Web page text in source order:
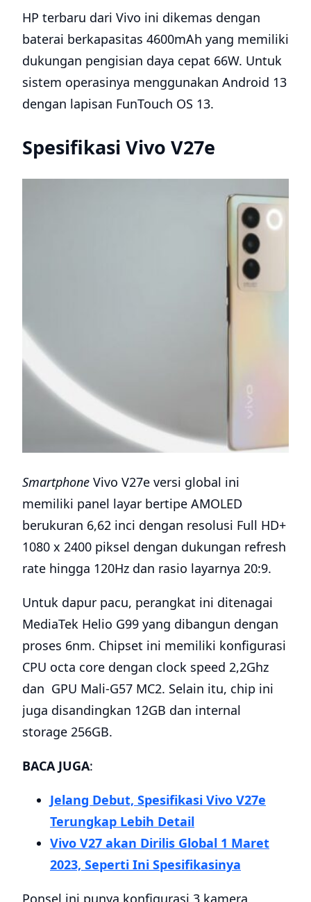
HP terbaru dari Vivo ini dikemas dengan
baterai berkapasitas 4600mAh yang memiliki
dukungan pengisian daya cepat 66W. Untuk
sistem operasinya menggunakan Android 13
dengan lapisan FunTouch OS 13.
Spesifikasi Vivo V27e
Smartphone Vivo V27e versi global ini
memiliki panel layar bertipe AMOLED
berukuran 6,62 inci dengan resolusi Full HD+
1080 x 2400 piksel dengan dukungan refresh
rate hingga 120Hz dan rasio layarnya 20:9.
Untuk dapur pacu, perangkat ini ditenagai
MediaTek Helio G99 yang dibangun dengan
proses 6nm. Chipset ini memiliki konfigurasi
CPU octa core dengan clock speed 2,2Ghz
dan GPU Mali-G57 MC2. Selain itu, chip ini
juga disandingkan 12GB dan internal
storage 256GB.
BACA JUGA:
Jelang Debut, Spesifikasi Vivo V27e
Terungkap Lebih Detail
Vivo V27 akan Dirilis Global 1 Maret
2023, Seperti Ini Spesifikasinya
Ponsel ini punya konfigurasi 3 kamera